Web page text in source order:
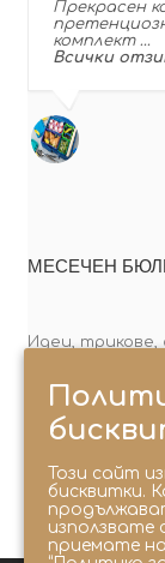
Прекрасен
комплект …
Всички
МЕСЕЧЕН
Идеи, трикове,
Този сайт
бисквитки.
използвате
приемате